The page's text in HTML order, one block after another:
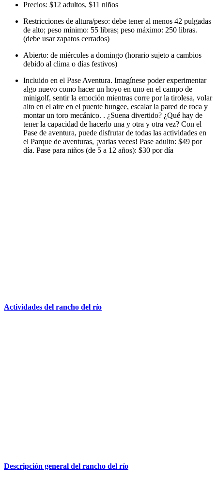
Precios: $12 adultos, $11 niños
Restricciones de altura/peso: debe tener al menos 42 pulgadas
de alto; peso mínimo: 55 libras; peso máximo: 250 libras.
(debe usar zapatos cerrados)
Abierto: de miércoles a domingo (horario sujeto a cambios
debido al clima o días festivos)
Incluido en el Pase Aventura. Imagínese poder experimentar
algo nuevo como hacer un hoyo en uno en el campo de
minigolf, sentir la emoción mientras corre por la tirolesa, volar
alto en el aire en el puente bungee, escalar la pared de roca y
montar un toro mecánico. . ¿Suena divertido? ¿Qué hay de
tener la capacidad de hacerlo una y otra y otra vez? Con el
Pase de aventura, puede disfrutar de todas las actividades en
el Parque de aventuras, ¡varias veces! Pase adulto: $49 por
día. Pase para niños (de 5 a 12 años): $30 por día
Actividades del rancho del río
Descripción general del rancho del río